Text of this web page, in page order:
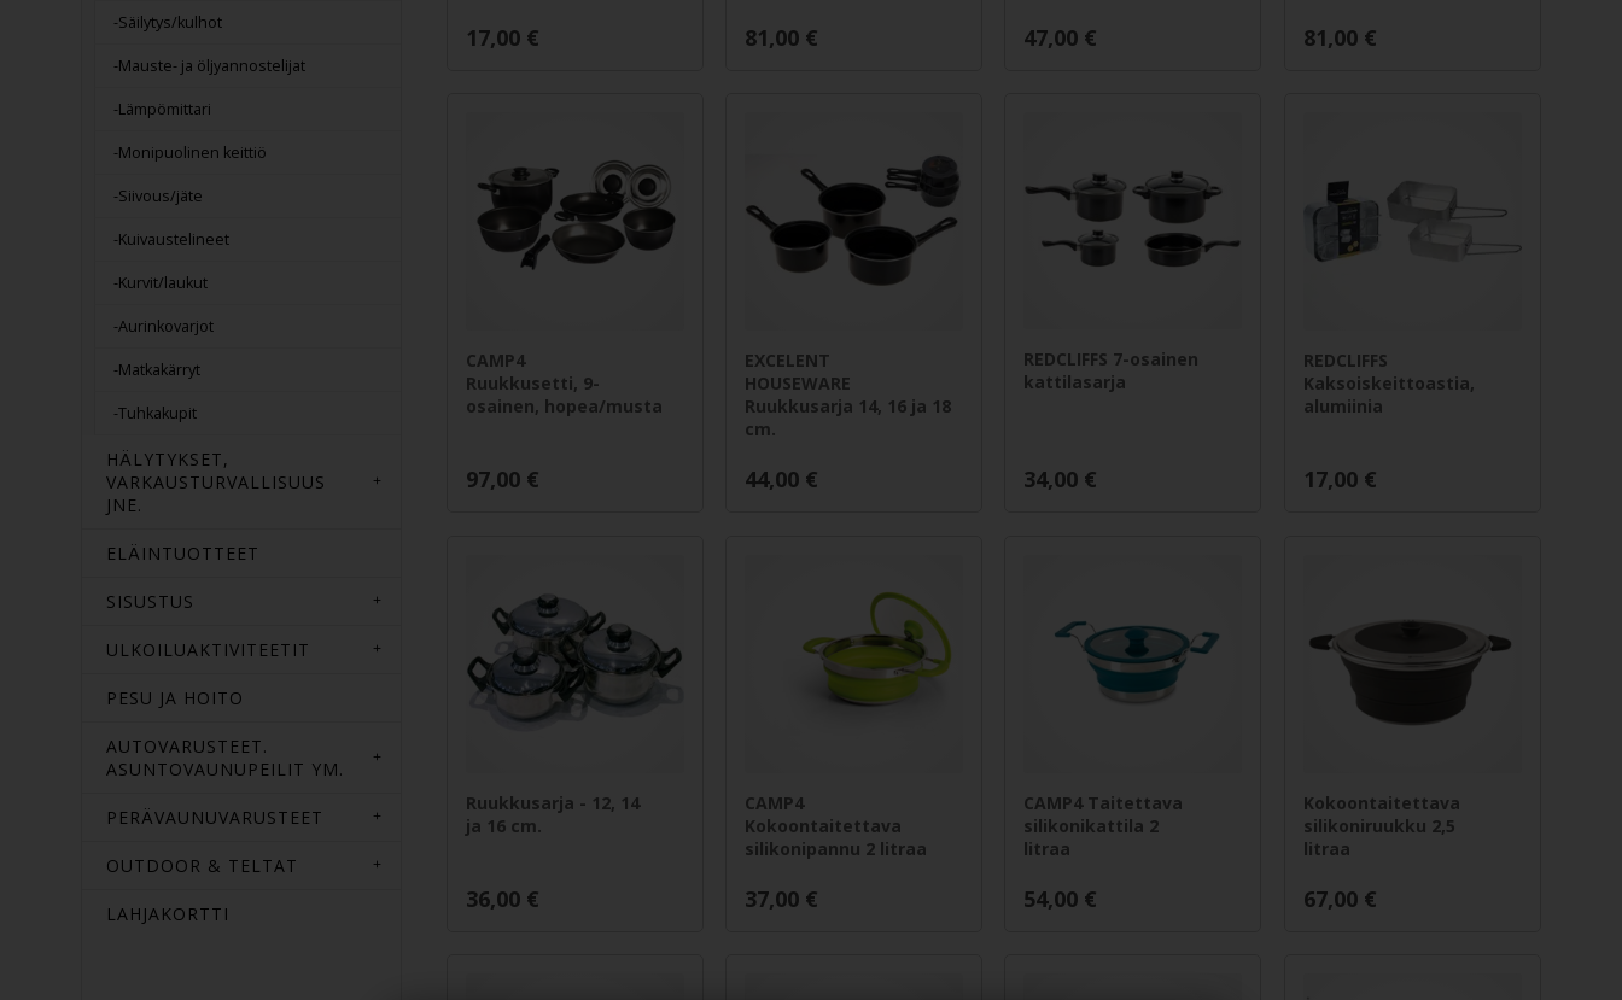
-Säilytys/kulhot
-Mauste- ja öljyannostelijat
-Lämpömittari
-Monipuolinen keittiö
-Siivous/jäte
-Kuivaustelineet
-Kurvit/laukut
-Aurinkovarjot
-Matkakärryt
-Tuhkakupit
HÄLYTYKSET,
VARKAUSTURVALLISUUS
JNE.
ELÄINTUOTTEET
SISUSTUS
ULKOILUAKTIVITEETIT
PESU JA HOITO
AUTOVARUSTEET.
ASUNTOVAUNUPEILIT YM.
PERÄVAUNUVARUSTEET
OUTDOOR & TELTAT
LAHJAKORTTI
17,00 € 81,00 € 47,00 € 81,00 €
CAMP4
Ruukkusetti, 9-
osainen, hopea/musta
97,00 €
EXCELENT
HOUSEWARE
Ruukkusarja 14, 16 ja 18
cm.
44,00 €
REDCLIFFS 7-osainen
kattilasarja
34,00 €
REDCLIFFS
Kaksoiskeittoastia,
alumiinia
17,00 €
Ruukkusarja - 12, 14
ja 16 cm.
36,00 €
CAMP4
Kokoontaitettava
silikonipannu 2 litraa
37,00 €
CAMP4 Taitettava
silikonikattila 2
litraa
54,00 €
Kokoontaitettava
silikoniruukku 2,5
litraa
67,00 €